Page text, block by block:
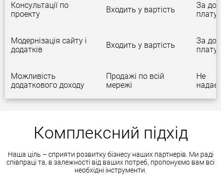
Консультації по
проекту
Входить у вартість
За
плату
Модернізація сайту і
додатків
Входить у вартість
За
плату
Можливість
додаткового доходу
Продажі по всій
мережі
Не
Комплексний підхід
Наша ціль – сприяти розвитку бізнесу наших партнерів. Ми раді
співпраці та, в залежності від ваших потреб, пропонуємо вам всі
необхідні інструменти.